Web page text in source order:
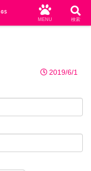
2019/6/1
MENU 検索